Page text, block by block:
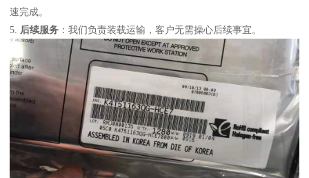
速完成。
5.
后续服务 ：我们负责装载运输，客户无需操心后续事宜。